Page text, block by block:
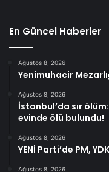
En Güncel Haberler
Ağustos 8, 2026
Yenimuhacir
Ağustos 8, 2026
İstanbul’da sır
evinde ölü bulundu!
Ağustos 8, 2026
YENİ Parti’de PM,
Ağustos 8, 2026